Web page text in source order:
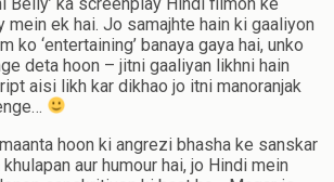
mein ek hai. Jo samajhte hain ki gaaliyon
ko ‘entertaining’ banaya gaya hai, unko
deta hoon – jitni gaaliyan likhni hain
aisi likh kar dikhao jo itni manoranjak
hoon ki angrezi bhasha ke sanskar
aur humour hai, jo Hindi mein